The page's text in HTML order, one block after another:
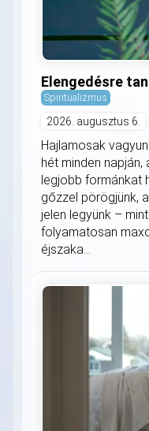
Elengedésre
Spiritualizmus
2026. augusztus 6.
Hajlamosak
hét minden
legjobb formánkat
gőzzel pörögjünk,
jelen legyünk –
folyamatosan
éjszaka...